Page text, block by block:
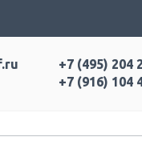
+7 (495) 204
+7 (916) 104